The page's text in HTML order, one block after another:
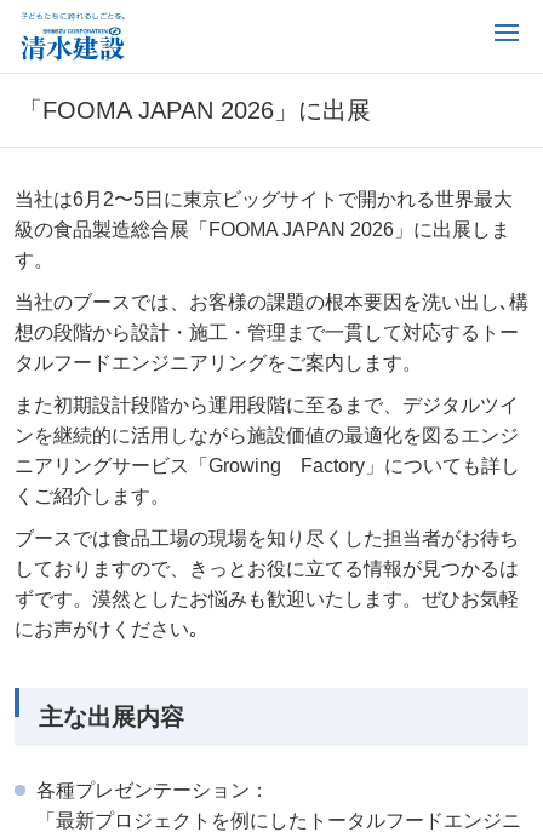
「FOOMA JAPAN 2026」に出展
当社は6月2〜5日に東京ビッグサイトで開かれる世界最大
級の食品製造総合展「FOOMA JAPAN 2026」に出展しま
す。
当社のブースでは、お客様の課題の根本要因を洗い出し､構
想の段階から設計・施工・管理まで一貫して対応するトー
タルフードエンジニアリングをご案内します。
また初期設計段階から運用段階に至るまで、デジタルツイ
ンを継続的に活用しながら施設価値の最適化を図るエンジ
ニアリングサービス「Growing Factory」についても詳し
くご紹介します。
ブースでは食品工場の現場を知り尽くした担当者がお待ち
しておりますので、きっとお役に立てる情報が見つかるは
ずです。漠然としたお悩みも歓迎いたします。ぜひお気軽
にお声がけください｡
主な出展内容
各種プレゼンテーション：
「最新プロジェクトを例にしたトータルフードエンジニ